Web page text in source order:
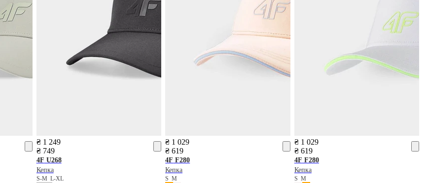
₴ 1 249
₴ 749
4F U268
Кепка
S-M L-XL
₴ 1 029
₴ 619
4F F280
Кепка
SM
₴ 1 029
₴ 619
4F F280
Кепка
S M